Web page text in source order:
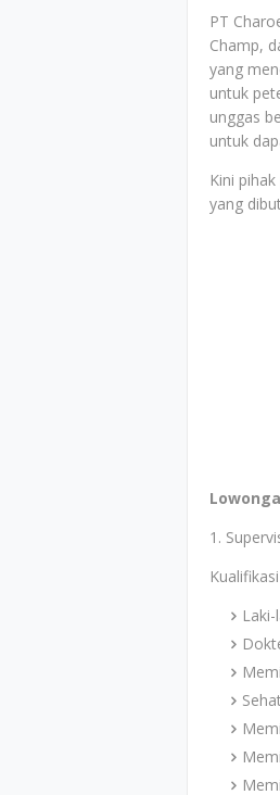
PT
Champ,
yang
untuk
unggas
untuk
Kini
yang
1.
Kualifikasi